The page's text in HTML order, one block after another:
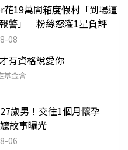
19萬開箱度假村「到場遭
警」 粉絲怒灌1星負評
08
有資格說愛你
基金會
歲男！交往1個月懷孕
故事曝光
06